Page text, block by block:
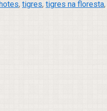
, tigres, tigres na floresta,